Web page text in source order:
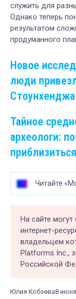
служить для
Однако теперь
результатом
продуманного
Новое
люди
Стоунхенджа
Тайное
археологи:
приблизиться
Читайте
На сайте
интернет-
владельцем
Platforms Inc.,
Российской
Юлия Кобзева8